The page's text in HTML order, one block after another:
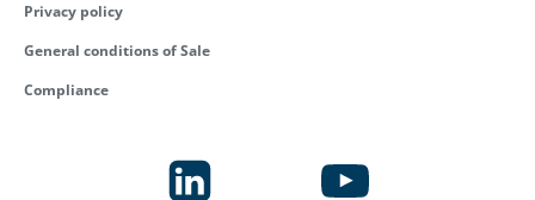
Privacy policy
General conditions of Sale
Compliance